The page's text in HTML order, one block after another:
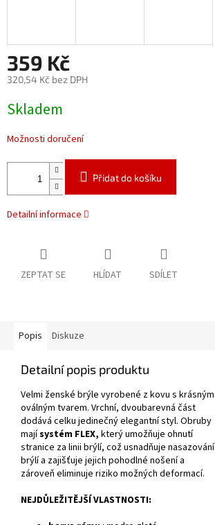
359 Kč
320,54 Kč bez DPH
cena:
Skladem
Možnosti doručení
Přidat do košíku
Detailní informace
ZEPTAT SE HLÍDAT SDÍLET
Popis Diskuze
Detailní popis produktu
Velmi ženské brýle vyrobené z kovu s krásným
oválným tvarem. Vrchní, dvoubarevná část
dodává celku jedinečný elegantní styl. Obruby
majísystém FLEX, který umožňuje ohnutí
stranice za linii brýlí, což usnadňuje nasazování
brýlí a zajišťuje jejich pohodlné nošení a
zároveň eliminuje riziko možných deformací.
NEJDŮLEŽITĚJŠÍ VLASTNOSTI: